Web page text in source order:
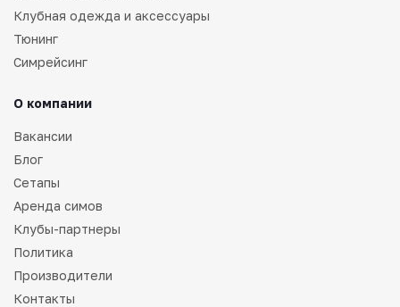
Клубная одежда и аксессуары
Тюнинг
Симрейсинг
О компании
Вакансии
Блог
Сетапы
Аренда симов
Клубы-партнеры
Политика
Производители
Контакты